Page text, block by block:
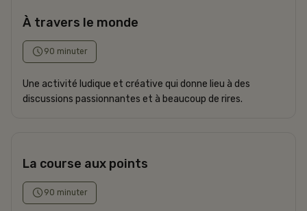
À travers le monde
90 minuter
Une activité ludique et créative qui donne lieu à des
discussions passionnantes et à beaucoup de rires.
La course aux points
90 minuter